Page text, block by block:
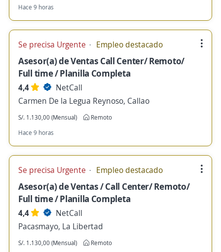
Hace 9 horas
Se precisa Urgente Empleo destacado
Asesor(a) de Ventas Call Center/ Remoto/
Full time / Planilla Completa
4,4
NetCall
Carmen De la Legua Reynoso, Callao
S/. 1.130,00 (Mensual)
Remoto
Hace 9 horas
Se precisa Urgente Empleo destacado
Asesor(a) de Ventas / Call Center/ Remoto/
Full time / Planilla Completa
4,4
NetCall
Pacasmayo, La Libertad
S/. 1.130,00 (Mensual)
Remoto